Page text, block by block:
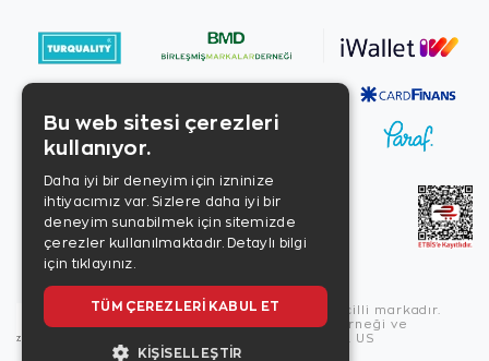
Copyright © 2026, Zen Diamond tescilli markadır.
Zen Diamond Birleşmiş Markalar Derneği ve
Turquality Destek Programı üyesidir. US
Bu web sitesi çerezleri
kullanıyor.
Daha iyi bir deneyim için izninize
ihtiyacımız var. Sizlere daha iyi bir
deneyim sunabilmek için sitemizde
çerezler kullanılmaktadır. Detaylı bilgi
için tıklayınız.
TÜM ÇEREZLERI KABUL ET
KIŞISELLEŞTIR